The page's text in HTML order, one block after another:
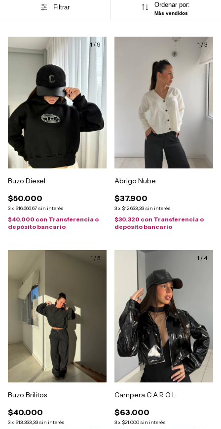
Filtrar Ordenar por:
Más vendidos
1 / 9
Buzo Diesel
$50.000
3x $16.666,67 sin interés
$40.000 con Transferencia o
depósito bancario
1 /3
Abrigo Nube
$37.900
3x $12.633,33 sin interés
$30.320 con Transferencia o
depósito bancario
1 /5
Buzo Brilitos
$40.000
3x $13.333,33 sin interés
1 /4
Campera C A R O L
$63.000
3x $21.000 sin interés